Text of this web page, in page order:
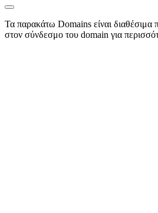
Τα παρακάτω Domains είναι
στον σύνδεσμο του domain για